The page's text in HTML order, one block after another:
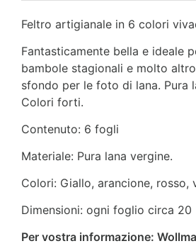
Feltro artigianale in 6 colori
Fantasticamente bella e ideale
bambole stagionali e molto
sfondo per le foto di lana. Pura
Colori forti.
Contenuto: 6 fogli
Materiale: Pura lana vergine.
Colori: Giallo, arancione, rosso,
Dimensioni: ogni foglio circa 20
Per vostra informazione: